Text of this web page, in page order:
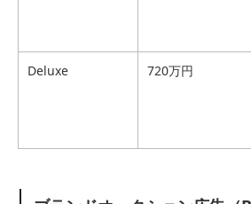
Deluxe 720万円